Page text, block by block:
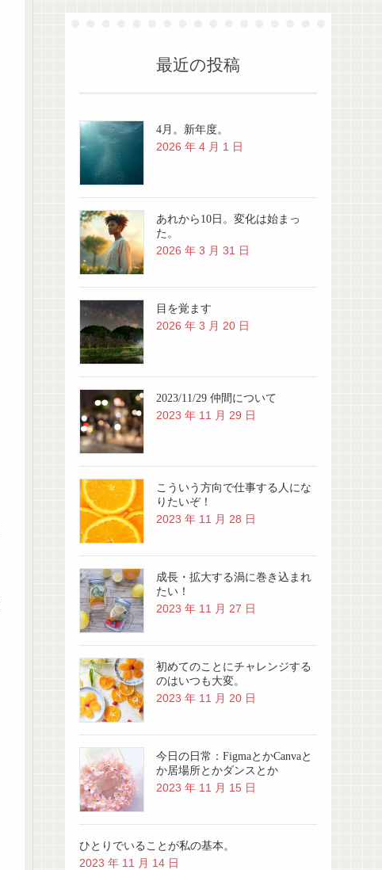
最近の投稿
4月。新年度。
2026 年 4 月 1 日
あれから10日。変化は始まっ
た。
2026 年 3 月 31 日
目を覚ます
2026 年 3 月 20 日
2023/11/29 仲間について
2023 年 11 月 29 日
こういう方向で仕事する人にな
りたいぞ！
2023 年 11 月 28 日
成長・拡大する渦に巻き込まれ
たい！
2023 年 11 月 27 日
初めてのことにチャレンジする
のはいつも大変。
2023 年 11 月 20 日
今日の日常：FigmaとかCanvaと
か居場所とかダンスとか
2023 年 11 月 15 日
ひとりでいることが私の基本。
2023 年 11 月 14 日